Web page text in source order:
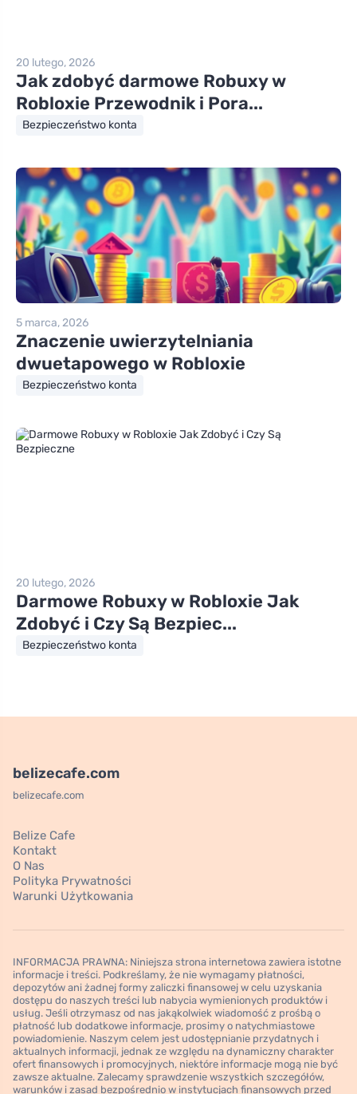
20 lutego, 2026
Jak zdobyć darmowe Robuxy w
Robloxie Przewodnik i Pora...
Bezpieczeństwo konta
5 marca, 2026
Znaczenie uwierzytelniania
dwuetapowego w Robloxie
Bezpieczeństwo konta
20 lutego, 2026
Darmowe Robuxy w Robloxie Jak
Zdobyć i Czy Są Bezpiec...
Bezpieczeństwo konta
belizecafe.com
belizecafe.com
Belize Cafe
Kontakt
O Nas
Polityka Prywatności
Warunki Użytkowania
INFORMACJA PRAWNA: Niniejsza strona internetowa zawiera istotne
informacje i treści. Podkreślamy, że nie wymagamy płatności,
depozytów ani żadnej formy zaliczki finansowej w celu uzyskania
dostępu do naszych treści lub nabycia wymienionych produktów i
usług. Jeśli otrzymasz od nas jakąkolwiek wiadomość z prośbą o
płatność lub dodatkowe informacje, prosimy o natychmiastowe
powiadomienie. Naszym celem jest udostępnianie przydatnych i
aktualnych informacji, jednak ze względu na dynamiczny charakter
ofert finansowych i promocyjnych, niektóre informacje mogą nie być
zawsze aktualne. Zalecamy sprawdzenie wszystkich szczegółów,
warunków i zasad bezpośrednio w instytucjach finansowych przed